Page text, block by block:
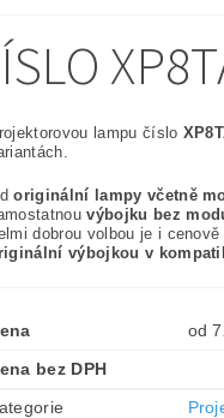
lampu číslo
originální lampy včetně
výbojku bez
dobrou volbou je i
výbojkou v
bez DPH